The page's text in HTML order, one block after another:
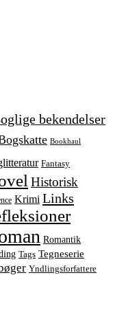
bekendelser
Bookhaul
Fantasy
Historisk
Krimi Links
Romantik
Tags Tegneserie
Yndlingsforfattere